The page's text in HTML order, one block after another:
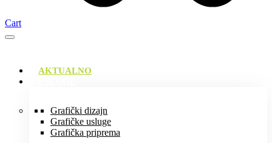
Cart
AKTUALNO
Grafički dizajn
Grafičke usluge
Grafička priprema